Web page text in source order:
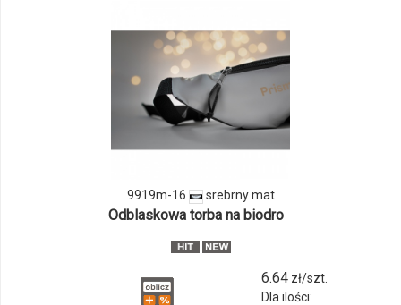
i
ilości
produktu
9919m-16 srebrny mat
Odblaskowa torba na biodro
6.64zł/szt.
Dla ilości: